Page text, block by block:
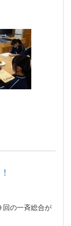
回の一斉総合が